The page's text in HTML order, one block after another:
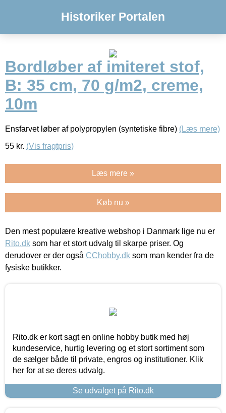
Historiker Portalen
Bordløber af imiteret stof,
B: 35 cm, 70 g/m2, creme,
10m
Ensfarvet løber af polypropylen (syntetiske fibre) (Læs mere)
55 kr. (Vis fragtpris)
Læs mere »
Køb nu »
Den mest populære kreative webshop i Danmark lige nu er
Rito.dk som har et stort udvalg til skarpe priser. Og
derudover er der også CChobby.dk som man kender fra de
fysiske butikker.
Rito.dk er kort sagt en online hobby butik med høj
kundeservice, hurtig levering og et stort sortiment som
de sælger både til private, engros og institutioner. Klik
her for at se deres udvalg.
Se udvalget på Rito.dk